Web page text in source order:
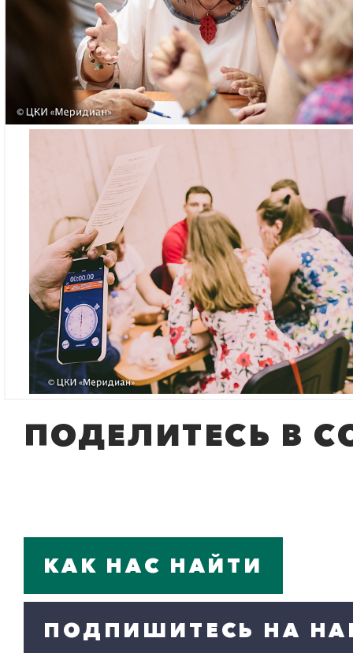
ПОДЕЛИТЕСЬ В
КАК НАС НАЙТИ
ПОДПИШИТЕСЬ НА